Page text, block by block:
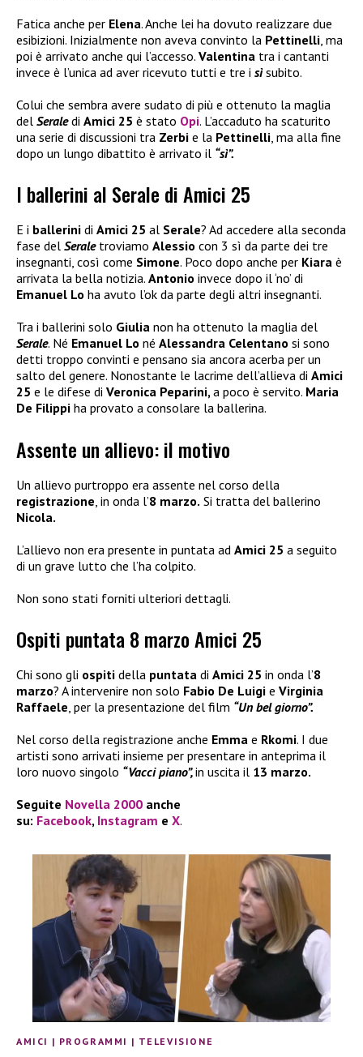
Fatica anche per Elena. Anche lei ha dovuto realizzare due
esibizioni. Inizialmente non aveva convinto la Pettinelli , ma
poi è arrivato anche qui l’accesso. Valentina tra i cantanti
invece è l’unica ad aver ricevuto tutti e tre i sìsubito.
Colui che sembra avere sudato di più e ottenuto la maglia
del Seraledi Amici 25 è stato Opi. L’accaduto ha scaturito
una serie di discussioni tra Zerbi e la Pettinelli , ma alla fine
dopo un lungo dibattito è arrivato il “sì”.
I ballerini al Serale di Amici 25
E i ballerini di Amici 25 al Serale? Ad accedere alla seconda
fase del Seraletroviamo Alessio con 3 sì da parte dei tre
insegnanti, così come Simone. Poco dopo anche per Kiara è
arrivata la bella notizia. Antonio invece dopo il ‘no’ di
Emanuel Lo ha avuto l’ok da parte degli altri insegnanti.
Tra i ballerini solo Giulia non ha ottenuto la maglia del
Serale. Né Emanuel Lo né Alessandra Celentano si sono
detti troppo convinti e pensano sia ancora acerba per un
salto del genere. Nonostante le lacrime dell’allieva di Amici
25 e le difese di Veronica Peparini,a poco è servito. Maria
De Filippi ha provato a consolare la ballerina.
Assente un allievo: il motivo
Un allievo purtroppo era assente nel corso della
registrazione , in onda l’8 marzo. Si tratta del ballerino
Nicola.
L’allievo non era presente in puntata ad Amici 25 a seguito
di un grave lutto che l’ha colpito.
Non sono stati forniti ulteriori dettagli.
Ospiti puntata 8 marzo Amici 25
Chi sono gli ospiti della puntata di Amici 25 in onda l’8
marzo? A intervenire non solo Fabio De Luigi e Virginia
Raffaele , per la presentazione del film “Un bel giorno”.
Nel corso della registrazione anche Emma e Rkomi. I due
artisti sono arrivati insieme per presentare in anteprima il
loro nuovo singolo “Vacci piano”,in uscita il 13 marzo.
Seguite Novella 2000 anche
su: Facebook, Instagram e X.
AMICI | PROGRAMMI | TELEVISIONE